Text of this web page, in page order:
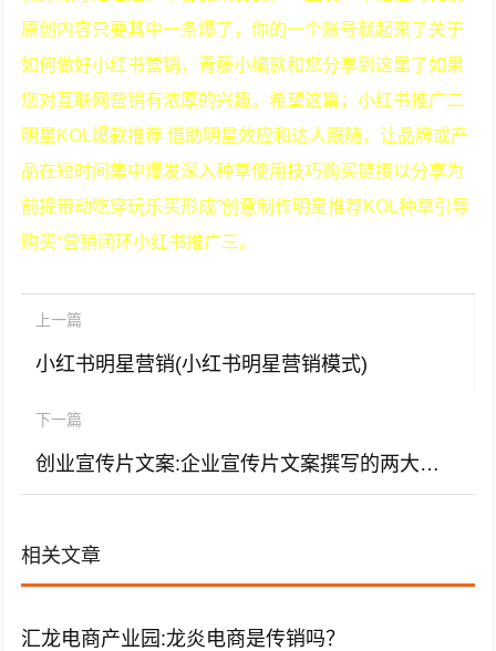
原创内容只要其中一条爆了，你的一个账号就起来了关于
如何做好小红书营销，青藤小编就和您分享到这里了如果
您对互联网营销有浓厚的兴趣，希望这篇；小红书推广二
明星KOL爆款推荐 借助明星效应和达人跟随，让品牌或产
品在短时间集中爆发深入种草使用技巧购买链接以分享为
前提带动吃穿玩乐买形成”创意制作明星推荐KOL种草引导
购买“营销闭环小红书推广三。
上一篇
小红书明星营销(小红书明星营销模式)
下一篇
创业宣传片文案:企业宣传片文案撰写的两大要素(转载)
相关文章
汇龙电商产业园:龙炎电商是传销吗？